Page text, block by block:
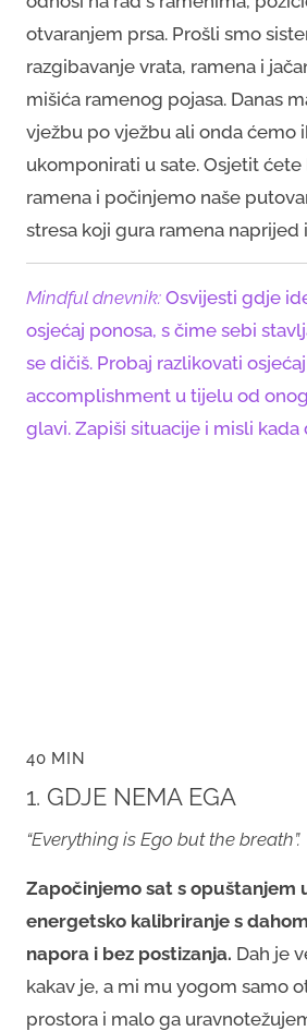
otvaranjem prsa. Prošli smo
razgibavanje vrata, ramena i
mišića ramenog pojasa. Danas
vježbu po vježbu ali onda ćemo
ukomponirati u sate. Osjetit
ramena i počinjemo naše
stresa koji gura ramena naprijed
Mindful dnevnik: Osvijesti gdje
osjećaj ponosa, s čime sebi
se dičiš. Probaj razlikovati
accomplishment u tijelu od
glavi. Zapiši situacije i misli kada
40 MIN
1. GDJE NEMA EGA
“Everything is Ego but the breath”.
Započinjemo sat s opuštanjem
energetsko kalibriranje s
napora i bez postizanja. Dah je
kakav je, a mi mu yogom samo
prostora i malo ga